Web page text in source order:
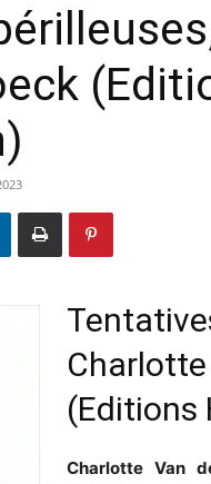
(Editions
Charlotte Van